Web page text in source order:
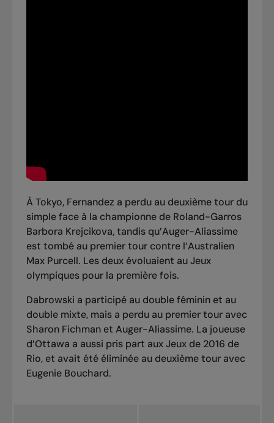
À Tokyo, Fernandez a perdu au deuxième tourdu
simple face à la championne de Roland-Garros
Barbora Krejcikova, tandis qu’Auger-Aliassime
est tombé au premier tourcontre l’Australien
Max Purcell. Les deux évoluaient au Jeux
olympiques pour la première fois.
Dabrowski a participé au double fémininet au
double mixte, mais a perdu au premier tour avec
Sharon Fichman et Auger-Aliassime. La joueuse
d’Ottawa a aussi pris part aux Jeux de 2016 de
Rio, et avait été éliminée au deuxième tour avec
Eugenie Bouchard.